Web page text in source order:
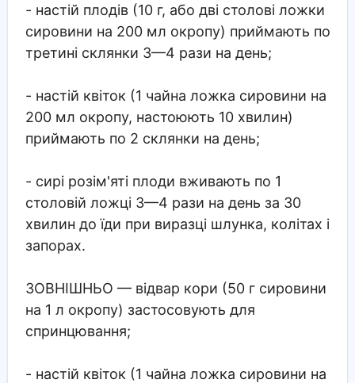
- настій плодів (10 г, або дві столові ложки
сировини на 200 мл окропу) приймають по
третині склянки 3—4 рази на день;
- настій квіток (1 чайна ложка сировини на
200 мл окропу, настоюють 10 хвилин)
приймають по 2 склянки на день;
- сирі розім'яті плоди вживають по 1
столовій ложці 3—4 рази на день за 30
хвилин до їди при виразці шлунка, колітах і
запорах.
ЗОВНІШНЬО — відвар кори (50 г сировини
на 1 л окропу) застосовують для
спринцювання;
- настій квіток (1 чайна ложка сировини на